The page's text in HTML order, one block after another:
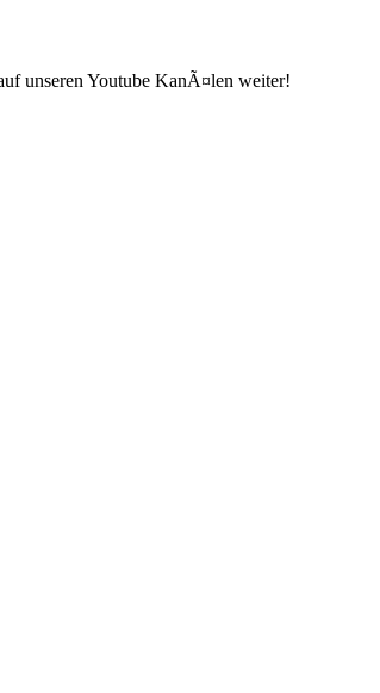
unseren Youtube KanÃ¤len weiter!